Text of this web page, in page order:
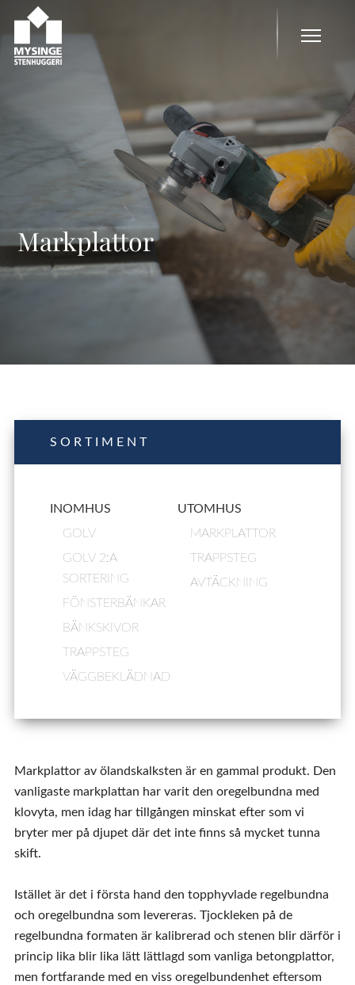
Markplattor
SORTIMENT
INOMHUS
GOLV
GOLV 2:A
SORTERING
FÖNSTERBÄNKAR
BÄNKSKIVOR
TRAPPSTEG
VÄGGBEKLÄDNAD
UTOMHUS
MARKPLATTOR
TRAPPSTEG
AVTÄCKNING
Markplattor av ölandskalksten är en gammal produkt. Den
vanligaste markplattan har varit den oregelbundna med
klovyta, men idag har tillgången minskat efter som vi
bryter mer på djupet där det inte finns så mycket tunna
skift.
Istället är det i första hand den topphyvlade regelbundna
och oregelbundna som levereras. Tjockleken på de
regelbundna formaten är kalibrerad och stenen blir därför i
princip lika blir lika lätt lättlagd som vanliga betongplattor,
men fortfarande med en viss oregelbundenhet eftersom